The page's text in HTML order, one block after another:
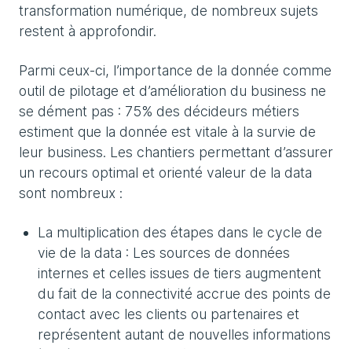
transformation numérique, de nombreux sujets
restent à approfondir.
Parmi ceux-ci, l’importance de la donnée comme
outil de pilotage et d’amélioration du business ne
se dément pas : 75% des décideurs métiers
estiment que la donnée est vitale à la survie de
leur business. Les chantiers permettant d’assurer
un recours optimal et orienté valeur de la data
sont nombreux :
La multiplication des étapes dans le cycle de
vie de la data : Les sources de données
internes et celles issues de tiers augmentent
du fait de la connectivité accrue des points de
contact avec les clients ou partenaires et
représentent autant de nouvelles informations